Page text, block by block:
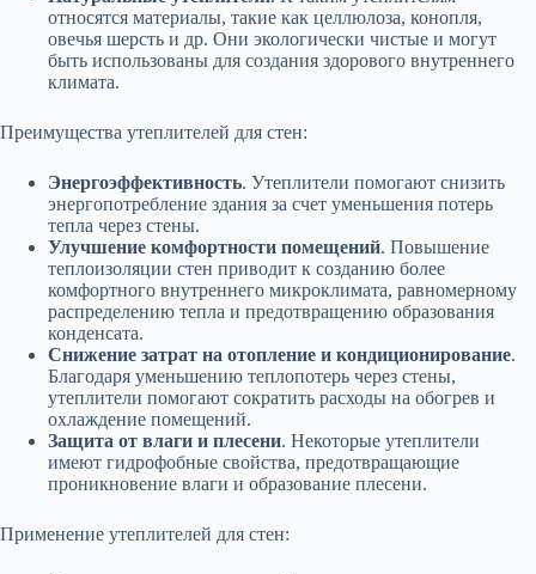
относятся материалы, такие как целлюлоза, конопля,
овечья шерсть и др. Они экологически чистые и могут
быть использованы для создания здорового внутреннего
климата.
Преимущества утеплителей для стен:
Энергоэффективность. Утеплители помогают снизить
энергопотребление здания за счет уменьшения потерь
тепла через стены.
Улучшение комфортности помещений. Повышение
теплоизоляции стен приводит к созданию более
комфортного внутреннего микроклимата, равномерному
распределению тепла и предотвращению образования
конденсата.
Снижение затрат на отопление и кондиционирование.
Благодаря уменьшению теплопотерь через стены,
утеплители помогают сократить расходы на обогрев и
охлаждение помещений.
Защита от влаги и плесени. Некоторые утеплители
имеют гидрофобные свойства, предотвращающие
проникновение влаги и образование плесени.
Применение утеплителей для стен: